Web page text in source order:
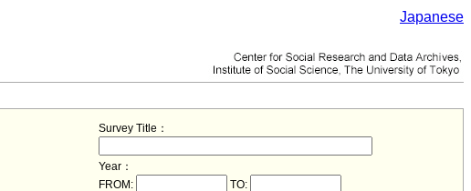
Japanese
Survey Title：
Year：
FROM:
TO: